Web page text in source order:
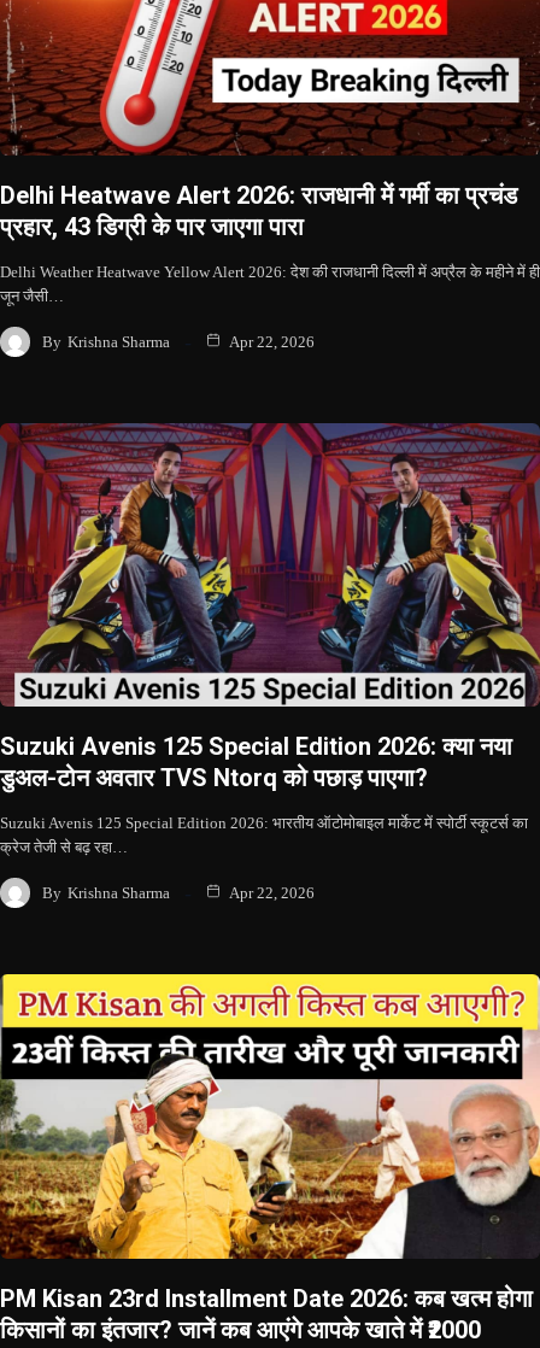
Delhi Heatwave Alert 2026: राजधानी में गर्मी का प्रचंड
प्रहार, 43 डिग्री के पार जाएगा पारा
Delhi Weather Heatwave Yellow Alert 2026: देश की राजधानी दिल्ली में अप्रैल के महीने में ही
जून जैसी…
By Krishna Sharma Apr 22, 2026
Suzuki Avenis 125 Special Edition 2026: क्या नया
डुअल-टोन अवतार TVS Ntorq को पछाड़ पाएगा?
Suzuki Avenis 125 Special Edition 2026: भारतीय ऑटोमोबाइल मार्केट में स्पोर्टी स्कूटर्स का
क्रेज तेजी से बढ़ रहा…
By Krishna Sharma Apr 22, 2026
PM Kisan 23rd Installment Date 2026: कब खत्म होगा
किसानों का इंतजार? जानें कब आएंगे आपके खाते में ₹2000